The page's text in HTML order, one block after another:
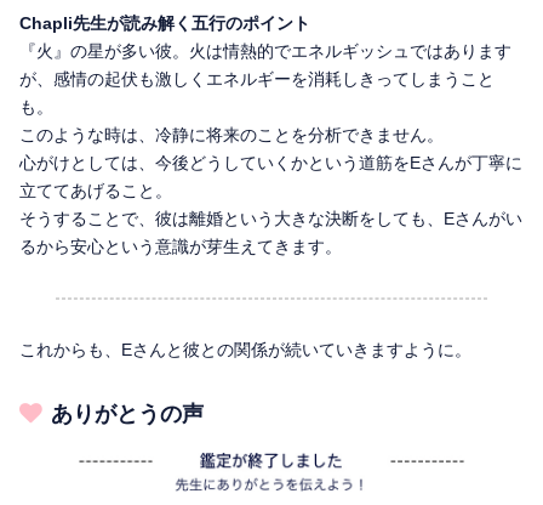
Chapli先生が読み解く五行のポイント
『火』の星が多い彼。火は情熱的でエネルギッシュではあります
が、感情の起伏も激しくエネルギーを消耗しきってしまうこと
も。
このような時は、冷静に将来のことを分析できません。
心がけとしては、今後どうしていくかという道筋をEさんが丁寧に
立ててあげること。
そうすることで、彼は離婚という大きな決断をしても、Eさんがい
るから安心という意識が芽生えてきます。
これからも、Eさんと彼との関係が続いていきますように。
ありがとうの声